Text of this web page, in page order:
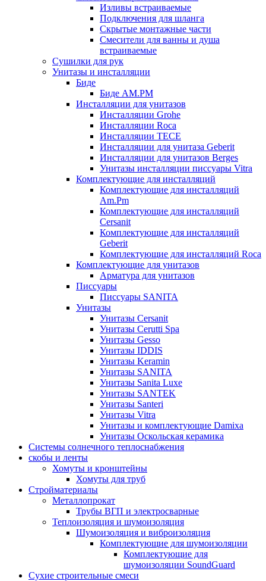
Изливы встраиваемые
Подключения для шланга
Скрытые монтажные части
Смесители для ванны и душа
встраиваемые
Сушилки для рук
Унитазы и инсталляции
Биде
Биде AM.PM
Инсталляции для унитазов
Инсталляции Grohe
Инсталляции Roca
Инсталляции TECE
Инсталляции для унитаза Geberit
Инсталляции для унитазов Berges
Унитазы инсталляции писсуары Vitra
Комплектующие для инсталляций
Комплектующие для инсталляций
Am.Pm
Комплектующие для инсталляций
Cersanit
Комплектующие для инсталляций
Geberit
Комплектующие для инсталляций Roca
Комплектующие для унитазов
Арматура для унитазов
Писсуары
Писсуары SANITA
Унитазы
Унитазы Cersanit
Унитазы Cerutti Spa
Унитазы Gesso
Унитазы IDDIS
Унитазы Keramin
Унитазы SANITA
Унитазы Sanita Luxe
Унитазы SANTEK
Унитазы Santeri
Унитазы Vitra
Унитазы и комплектующие Damixa
Унитазы Оскольская керамика
Системы солнечного теплоснабжения
скобы и ленты
Хомуты и кронштейны
Хомуты для труб
Стройматериалы
Металлопрокат
Трубы ВГП и электросварные
Теплоизоляция и шумоизоляция
Шумоизоляция и виброизоляция
Комплектующие для шумоизоляции
Комплектующие для
шумоизоляции SoundGuard
Сухие строительные смеси